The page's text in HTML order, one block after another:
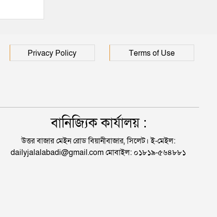
Privacy Policy Terms of Use
বানিজ্যিক কার্যালয় :
উত্তর বাজার মেইন রোড বিয়ানীবাজার, সিলেট। ই-মেইল:
dailyjalalabadi@gmail.com মোবাইল: ০১৮১৯-৫৬৪৮৮১